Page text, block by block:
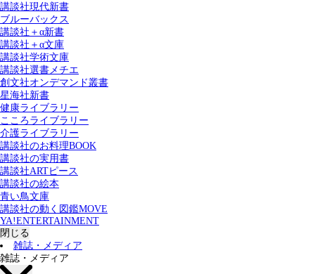
講談社現代新書
ブルーバックス
講談社＋α新書
講談社＋α文庫
講談社学術文庫
講談社選書メチエ
創文社オンデマンド叢書
星海社新書
健康ライブラリー
こころライブラリー
介護ライブラリー
講談社のお料理BOOK
講談社の実用書
講談社ARTピース
講談社の絵本
青い鳥文庫
講談社の動く図鑑MOVE
YA!ENTERTAINMENT
閉じる
雑誌・メディア
雑誌・メディア